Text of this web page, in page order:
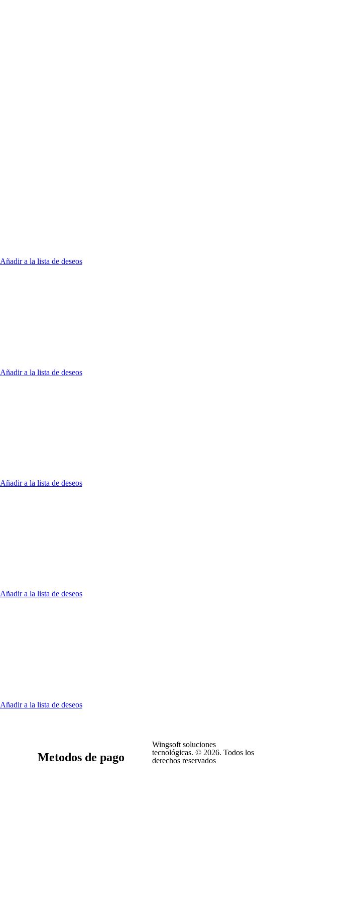
Añadir a la lista de deseos
Añadir a la lista de deseos
Añadir a la lista de deseos
Añadir a la lista de deseos
Añadir a la lista de deseos
Metodos de pago
Wingsoft soluciones
tecnológicas. © 2026. Todos los
derechos reservados